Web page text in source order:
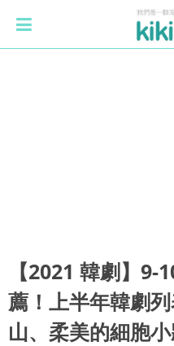
【2021 韓劇】
薦！上半年韓劇
山、柔美的細胞